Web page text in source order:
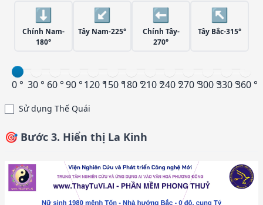
⬇️
Chính Nam-
180°
↙️
Tây Nam-225°
⬅️
Chính Tây-
270°
↖️
Tây Bắc-315°
0 ° 30 ° 60 °90 °120 °150 °180 °210 °240 °270 °300 °330 °360 °
Sử dụng Thế Quái
🎯 Bước 3. Hiển thị La Kinh